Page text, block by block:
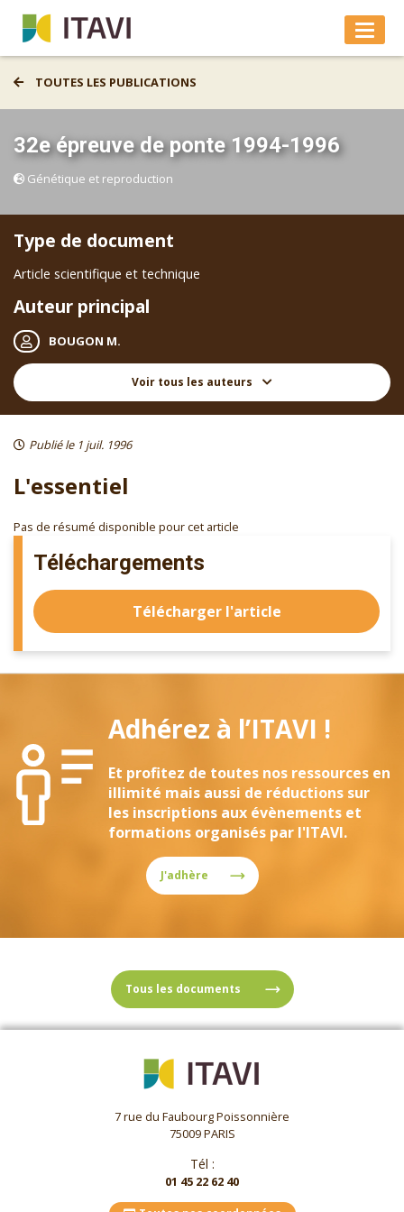
TOUTES LES PUBLICATIONS
32e épreuve de ponte 1994-1996
Génétique et reproduction
Type de document
Article scientifique et technique
Auteur principal
BOUGON M.
Voir tous les auteurs
Publié le 1 juil. 1996
Téléchargements
Télécharger l'article
L'essentiel
Pas de résumé disponible pour cet article
Adhérez à l’ITAVI !
Et profitez de toutes nos ressources en
illimité mais aussi de réductions sur
les inscriptions aux évènements et
formations organisés par l'ITAVI.
J'adhère
Tous les documents
7 rue du Faubourg Poissonnière
75009 PARIS
Tél :
01 45 22 62 40